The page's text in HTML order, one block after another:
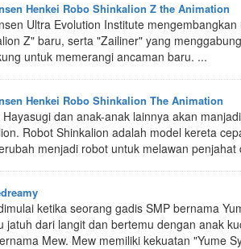
Henkei Robo Shinkalion Z the Animation
Ultra Evolution Institute mengembangkan
Z" baru, serta "Zailiner" yang
untuk memerangi ancaman baru. ...
Henkei Robo Shinkalion The Animation
Hayasugi dan anak-anak lainnya akan
Robot Shinkalion adalah model kereta
menjadi robot untuk melawan penjahat
ketika seorang gadis SMP bernama
jatuh dari langit dan bertemu dengan anak
Mew. Mew memiliki kekuatan "Yume